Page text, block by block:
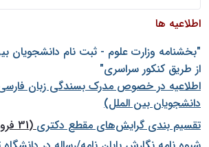
اطلاعیه ها
"بخشنامه وزارت علوم - ثبت نام دانشجويان
از طريق كنكور سراسری"
اطلاعیه در خصوص مدرک بسندگی زبان
دانشجویان بین الملل)
تقسیم بندی گرایش‌های مقطع دکتری(31 فروردین 1404)